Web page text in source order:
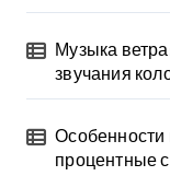
Музыка
звучания
Особенности
процентные